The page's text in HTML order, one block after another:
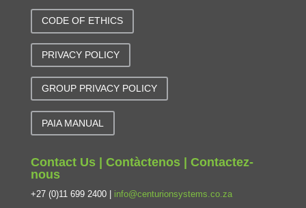
CODE OF ETHICS
PRIVACY POLICY
GROUP PRIVACY POLICY
PAIA MANUAL
Contact Us | Contàctenos | Contactez-
nous
+27 (0)11 699 2400 | info@centurionsystems.co.za